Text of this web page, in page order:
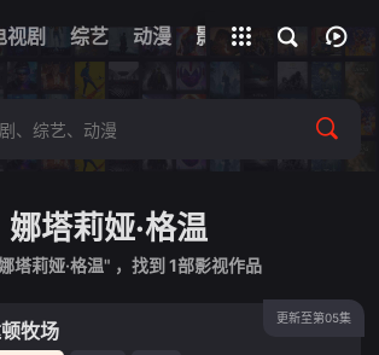
视剧 综艺 动漫 影视
全部影片
娜塔莉娅·格温
塔莉娅·格温" ，找到 1部影视作品
更新至第05集
牧场